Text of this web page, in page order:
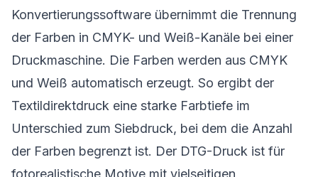
Konvertierungssoftware übernimmt die Trennung
der Farben in CMYK- und Weiß-Kanäle bei einer
Druckmaschine. Die Farben werden aus CMYK
und Weiß automatisch erzeugt. So ergibt der
Textildirektdruck eine starke Farbtiefe im
Unterschied zum Siebdruck, bei dem die Anzahl
der Farben begrenzt ist. Der DTG-Druck ist für
fotorealistische Motive mit vielseitigen